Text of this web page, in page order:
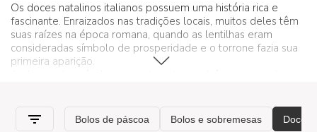
Os doces natalinos italianos possuem uma história rica e
fascinante. Enraizados nas tradições locais, muitos deles têm
suas raízes na época romana, quando as lentilhas eram
consideradas símbolo de prosperidade e o torrone fazia sua
primeira aparição.